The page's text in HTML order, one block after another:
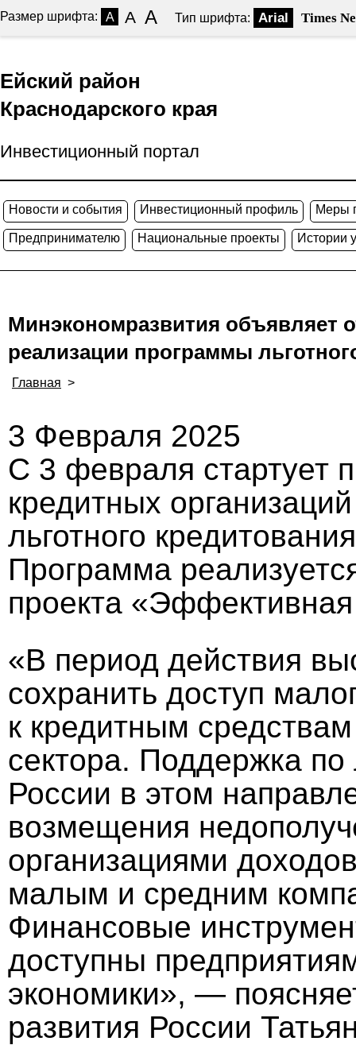
Размер шрифта: A A A Тип шрифта: Arial Times
Ейский район
Краснодарского края
Инвестиционный портал
Новости и события Инвестиционный профиль Меры
Предпринимателю Национальные проекты Истории
Минэкономразвития объявляет
реализации программы
Главная >
3 Февраля 2025
С 3 февраля стартует
кредитных
льготного
Программа
проекта
«В период действия
сохранить доступ
к кредитным
сектора. Поддержка
России в этом
возмещения
организациями
малым и средним
Финансовые
доступны
экономики», —
развития России